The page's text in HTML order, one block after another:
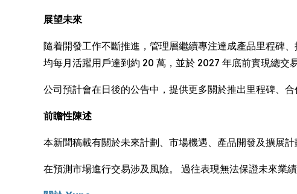
展望未來
隨着開發工作不斷推進，管理層繼續專注達成產品里程碑
均每月活躍用戶達到約 20 萬，並於 2027 年底前實現總交
公司預計會在日後的公告中，提供更多關於推出里程碑、合
前瞻性陳述
本新聞稿載有關於未來計劃、市場機遇、產品開發及擴展
在預測市場進行交易涉及風險。 過往表現無法保證未來業績